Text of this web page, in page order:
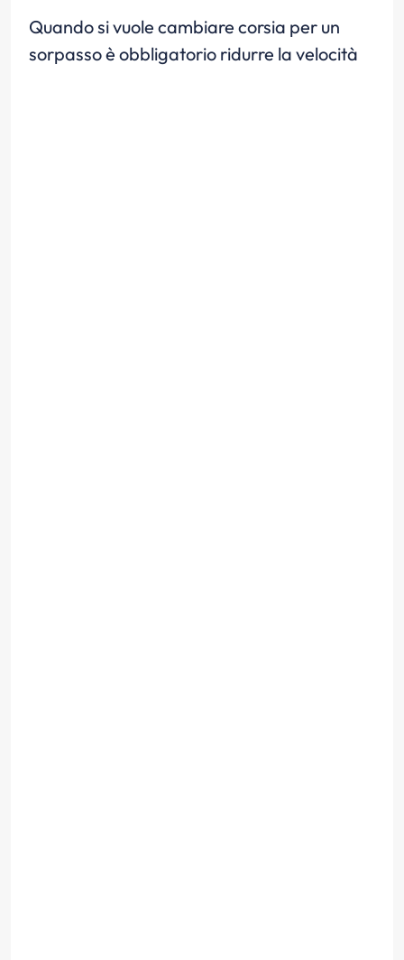
Quando si vuole cambiare corsia per un
sorpasso è obbligatorio ridurre la velocità